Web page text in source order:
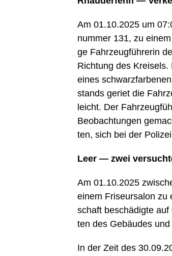
Am 01.10.2025 um
num­mer 131, zu
ge Fahr­zeug­füh­re­rin
Rich­tung des
eines
stands geriet die
leicht. Der
Beob­ach­tun­gen
ten, sich bei der
Leer — zwei
Am 01.10.2025
einem Fri­seur­sa­lon zu
schaft beschä­dig­te
ten des Gebäu­des
In der Zeit des